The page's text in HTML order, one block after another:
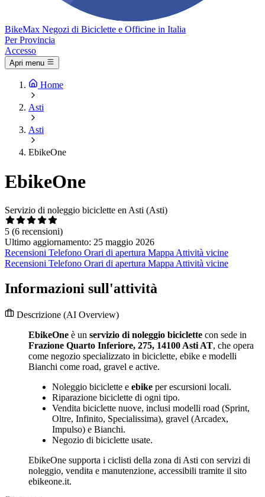
BikeMax Negozi di Biciclette e Officine in Italia
Per Provincia
Accesso
Apri menu
Home
Asti
Asti
EbikeOne
EbikeOne
Servizio di noleggio biciclette en Asti (Asti)
5 (6 recensioni)
Ultimo aggiornamento: 25 maggio 2026
Recensioni Telefono Orari di apertura Mappa Attività vicine
Recensioni Telefono Orari di apertura Mappa Attività vicine
Informazioni sull'attività
Descrizione (AI Overview)
EbikeOne è un servizio di noleggio biciclette con sede in
Frazione Quarto Inferiore, 275, 14100 Asti AT, che opera
come negozio specializzato in biciclette, ebike e modelli
Bianchi come road, gravel e active.
Noleggio biciclette e ebike per escursioni locali.
Riparazione biciclette di ogni tipo.
Vendita biciclette nuove, inclusi modelli road (Sprint,
Oltre, Infinito, Specialissima), gravel (Arcadex,
Impulso) e Bianchi.
Negozio di biciclette usate.
EbikeOne supporta i ciclisti della zona di Asti con servizi di
noleggio, vendita e manutenzione, accessibili tramite il sito
ebikeone.it.